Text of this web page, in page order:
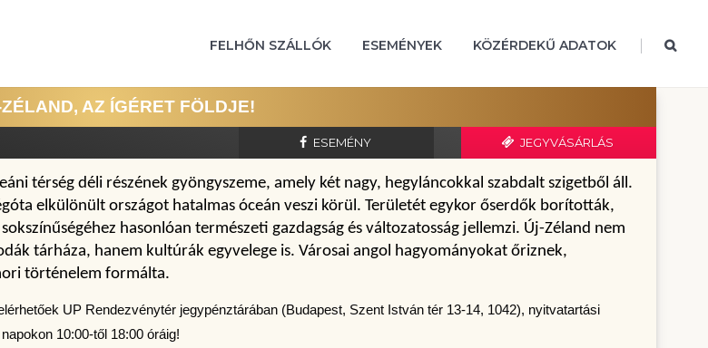
FELHŐN SZÁLLÓK ESEMÉNYEK KÖZÉRDEKŰ ADATOK |
AZ ÍGÉRET FÖLDJE!
ESEMÉNY JEGYVÁSÁRLÁS
térség déli részének gyöngyszeme, amely két nagy, hegyláncokkal szabdalt szigetből áll.
elkülönült országot hatalmas óceán veszi körül. Területét egykor őserdők borították,
hasonlóan természeti gazdagság és változatosság jellemzi. Új-Zéland nem
tárháza, hanem kultúrák egyvelege is. Városai angol hagyományokat őriznek,
történelem formálta.
UP Rendezvénytér jegypénztárában (Budapest, Szent István tér 13-14, 1042), nyitvatartási
10:00-től 18:00 óráig!